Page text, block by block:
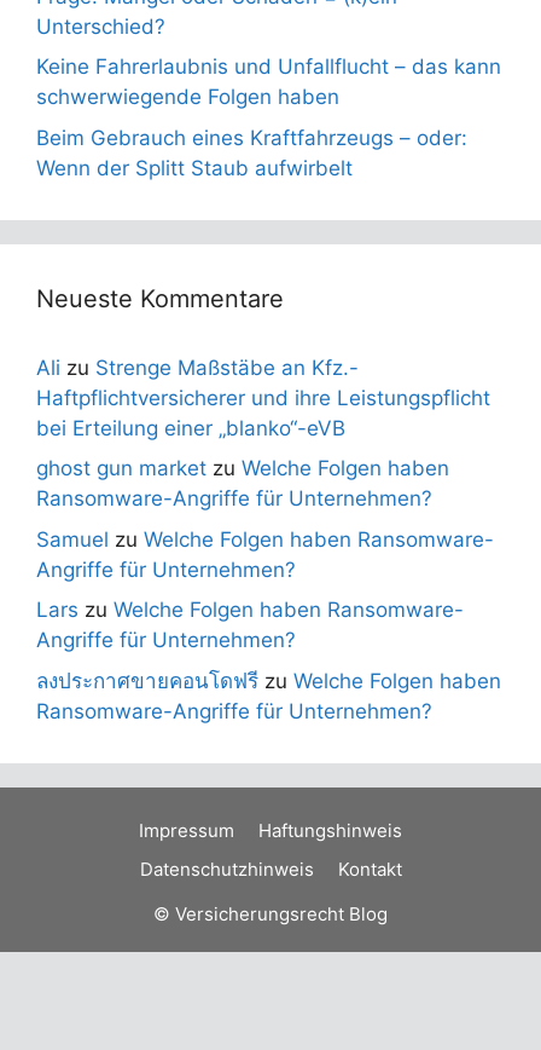
Unterschied?
Keine Fahrerlaubnis und Unfallflucht – das kann
schwerwiegende Folgen haben
Beim Gebrauch eines Kraftfahrzeugs – oder:
Wenn der Splitt Staub aufwirbelt
Neueste Kommentare
Ali zu Strenge Maßstäbe an Kfz.-
Haftpflichtversicherer und ihre Leistungspflicht
bei Erteilung einer „blanko“-eVB
ghost gun market zu Welche Folgen haben
Ransomware-Angriffe für Unternehmen?
Samuel zu Welche Folgen haben Ransomware-
Angriffe für Unternehmen?
Lars zu Welche Folgen haben Ransomware-
Angriffe für Unternehmen?
ลงประกาศขายคอนโดฟรี zu Welche Folgen haben
Ransomware-Angriffe für Unternehmen?
Impressum
Haftungshinweis
Datenschutzhinweis
Kontakt
© Versicherungsrecht Blog